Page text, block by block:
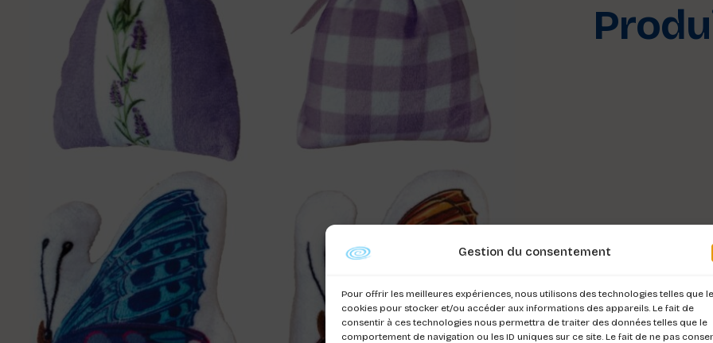
Gestion du consentement
Pour offrir les meilleures expériences, nous utilisons des technologies telles que
cookies pour stocker et/ou accéder aux informations des appareils. Le fait de
consentir à ces technologies nous permettra de traiter des données telles que le
comportement de navigation ou les ID uniques sur ce site. Le fait de ne pas